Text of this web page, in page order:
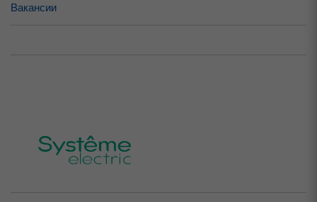
Вакансии